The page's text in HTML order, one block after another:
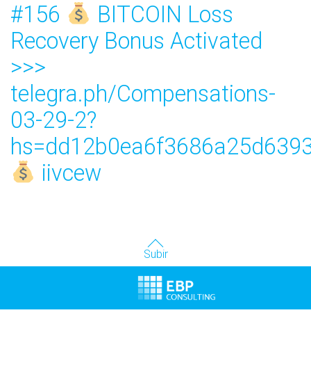
#156
BITCOIN Loss
Recovery Bonus Activated
>>>
telegra.ph/Compensations-
03-29-2?
iivcew
Subir